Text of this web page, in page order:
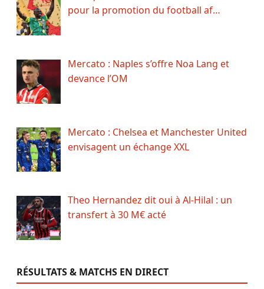
pour la promotion du football af…
Mercato : Naples s’offre Noa Lang et
devance l’OM
Mercato : Chelsea et Manchester United
envisagent un échange XXL
Theo Hernandez dit oui à Al-Hilal : un
transfert à 30 M€ acté
RÉSULTATS & MATCHS EN DIRECT